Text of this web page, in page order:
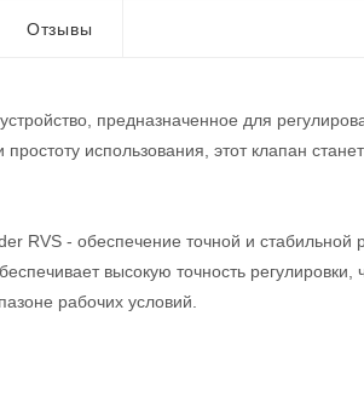
Отзывы
предназначенное для
использования, этот клапан
RVS - обеспечение точной и стабильной
высокую точность регулировки,
рабочих условий.